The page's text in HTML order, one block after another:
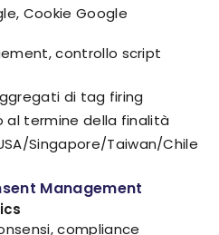
Cookie Google
controllo script
di tag firing
al termine della finalità
Singapore/Taiwan/Chile
Management
compliance